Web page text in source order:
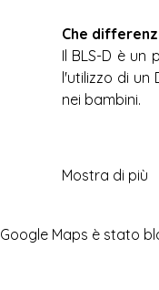
Che
Il BLS-D è
l'utilizzo di un
nei bambini.
Mostra di più
Google Maps è stato